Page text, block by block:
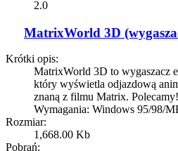
2.0
MatrixWorld 3D
Krótki opis:
MatrixWorld 3D to wygaszacz
który wyświetla odjazdową
znaną z filmu Matrix. Polecamy!
Wymagania: Windows 95/98/
Rozmiar:
1,668.00 Kb
Pobrań: